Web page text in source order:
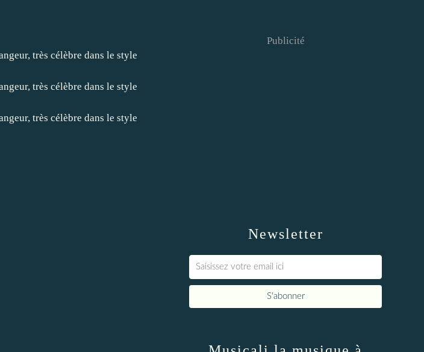
Newsletter
Publicité